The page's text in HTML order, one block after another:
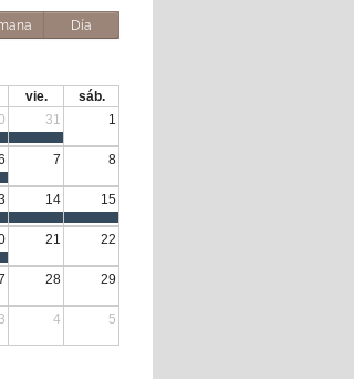
Día
vie.
sáb.
31 1
7 8
14 15
21 22
28 29
3 4 5